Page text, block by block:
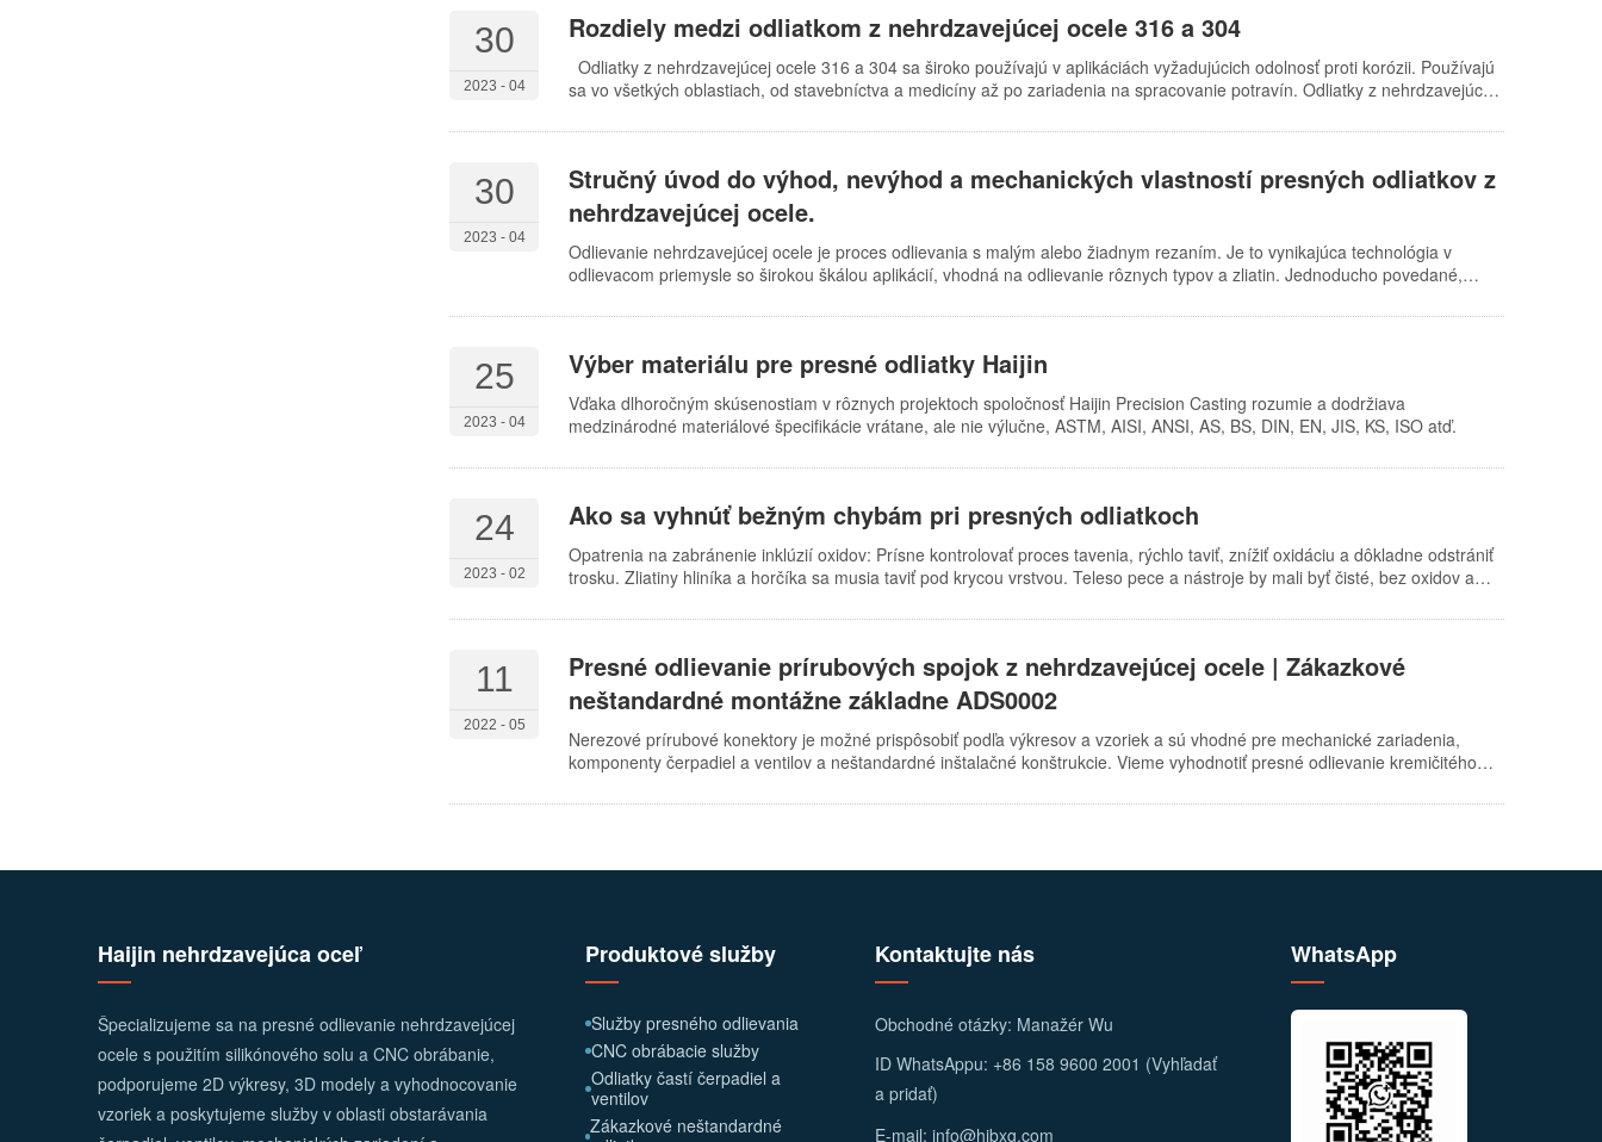
30
2023 - 04
Rozdiely medzi odliatkom z nehrdzavejúcej ocele 316 a 304
Odliatky z nehrdzavejúcej ocele 316 a 304 sa široko používajú v aplikáciách vyžadujúcich odolnosť proti korózii. Používajú
sa vo všetkých oblastiach, od stavebníctva a medicíny až po zariadenia na spracovanie potravín. Odliatky z nehrdzavejúcej
kyselinami. Po druhé, chirurgické nástroje a riad vyrobené z nehrdzavejúcej ocele sa ľahko čistia a sterilizujú. Ďalším
svoju estetickú príťažlivosť. Samozrejme, hoci sa nazývajú odliatky z nehrdzavejúcej ocele, opotrebovanie a korózia sú len
otázkou času…
30
2023 - 04
Stručný úvod do výhod, nevýhod a mechanických vlastností presných odliatkov z
nehrdzavejúcej ocele.
Odlievanie nehrdzavejúcej ocele je proces odlievania s malým alebo žiadnym rezaním. Je to vynikajúca technológia v
odlievacom priemysle so širokou škálou aplikácií, vhodná na odlievanie rôznych typov a zliatin. Jednoducho povedané,
potiahnutý niekoľkými vrstvami špeciálneho žiaruvzdorného povlaku. Po roztavení a vysušení za vzniku monolitickej
rozmerovú presnosť. Proces vytavovacieho liatia je zložitý, čo znamená, že mnoho faktorov priamo ovplyvňuje rozmerovú
25
2023 - 04
Výber materiálu pre presné odliatky Haijin
Vďaka dlhoročným skúsenostiam v rôznych projektoch spoločnosť Haijin Precision Casting rozumie a dodržiava
medzinárodné materiálové špecifikácie vrátane, ale nie výlučne, ASTM, AISI, ANSI, AS, BS, DIN, EN, JIS, KS, ISO atď.
24
2023 - 02
Ako sa vyhnúť bežným chybám pri presných odliatkoch
Opatrenia na zabránenie inklúzií oxidov: Prísne kontrolovať proces tavenia, rýchlo taviť, znížiť oxidáciu a dôkladne odstrániť
trosku. Zliatiny hliníka a horčíka sa musia taviť pod krycou vrstvou. Teleso pece a nástroje by mali byť čisté, bez oxidov a
schopnosť odstraňovať vrstvu peny. Na zabezpečenie stabilného prietoku kvapaliny a zabránenie sekundárnej oxidácii by sa
odliatku bez odlupovania. Opatrenia na zabránenie horúcim trhlinám: V samotnom vtokovom systéme by sa malo zabrániť
lokálnemu prehriatiu, aby sa znížilo vnútorné napätie. Sklon formy a jadra musí zabezpečiť…
11
2022 - 05
Presné odlievanie prírubových spojok z nehrdzavejúcej ocele | Zákazkové
neštandardné montážne základne ADS0002
Nerezové prírubové konektory je možné prispôsobiť podľa výkresov a vzoriek a sú vhodné pre mechanické zariadenia,
komponenty čerpadiel a ventilov a neštandardné inštalačné konštrukcie. Vieme vyhodnotiť presné odlievanie kremičitého
montážneho otvoru, rozmerov čelnej plochy a polohy a požiadaviek na kontrolu.
Haijin nehrdzavejúca oceľ
Špecializujeme sa na presné odlievanie nehrdzavejúcej
ocele s použitím silikónového solu a CNC obrábanie,
podporujeme 2D výkresy, 3D modely a vyhodnocovanie
vzoriek a poskytujeme služby v oblasti obstarávania
Produktové služby
Služby presného odlievania
CNC obrábacie služby
Odliatky častí čerpadiel a
ventilov
Zákazkové neštandardné
Kontaktujte nás
Obchodné otázky: Manažér Wu
ID WhatsAppu: +86 158 9600 2001 (Vyhľadať
a pridať)
E-mail: info@hjbxg.com
WhatsApp